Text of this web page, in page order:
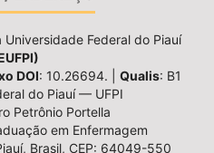
Federal do Piauí
DOI: 10.26694. | Qualis: B1
do Piauí — UFPI
Petrônio Portella
em Enfermagem
Brasil, CEP: 64049-550